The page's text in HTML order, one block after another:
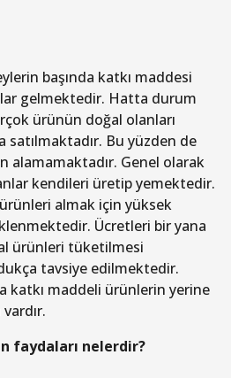
başında katkı maddesi
gelmektedir. Hatta durum
ürünün doğal olanları
Bu yüzden de
alamamaktadır. Genel olarak
kendileri üretip yemektedir.
almak için yüksek
Ücretleri bir yana
ürünleri tüketilmesi
tavsiye edilmektedir.
katkı maddeli ürünlerin yerine
faydaları nelerdir?